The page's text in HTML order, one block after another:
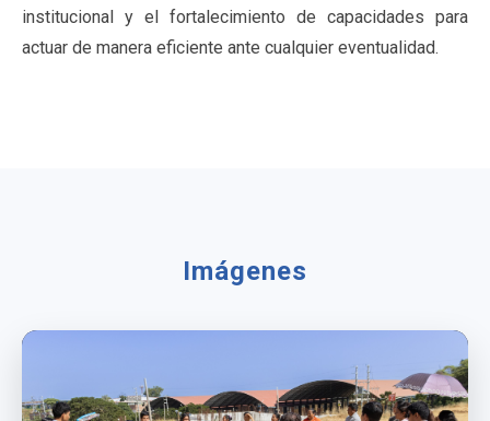
institucional y el fortalecimiento de capacidades para
actuar de manera eficiente ante cualquier eventualidad.
Imágenes